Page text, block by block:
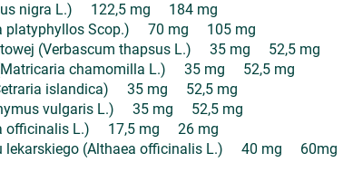
nigra L.) 122,5 mg 184 mg
platyphyllos Scop.) 70 mg 105 mg
(Verbascum thapsus L.) 35 mg 52,5 mg
(Matricaria chamomilla L.) 35 mg 52,5 mg
islandica) 35 mg 52,5 mg
vulgaris L.) 35 mg 52,5 mg
officinalis L.) 17,5 mg 26 mg
lekarskiego (Althaea officinalis L.) 40 mg 60mg